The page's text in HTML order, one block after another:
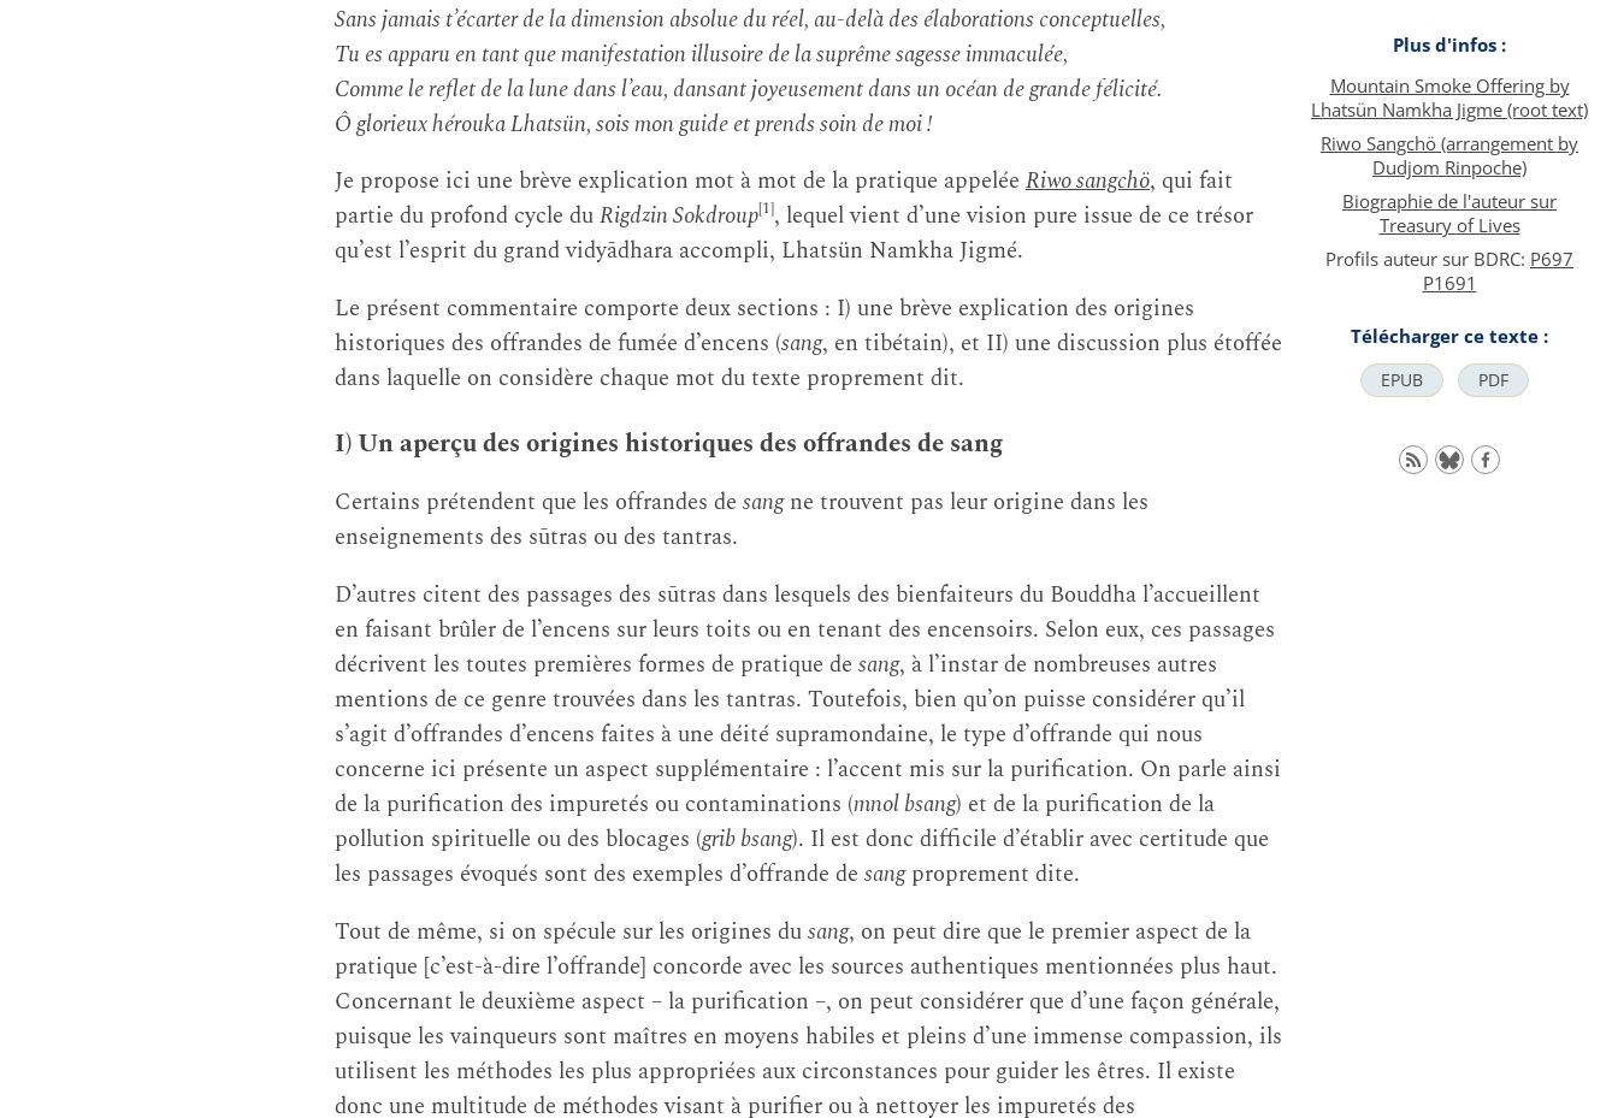
Sans jamais t’écarter de la dimension absolue du réel, au-delà des élaborations conceptuelles,
Tu es apparu en tant que manifestation illusoire de la suprême sagesse immaculée,
Comme le reflet de la lune dans l’eau, dansant joyeusement dans un océan de grande félicité.
Ô glorieux hérouka Lhatsün, sois mon guide et prends soin de moi !
Je propose ici une brève explication mot à mot de la pratique appelée Riwo sangchö, qui fait
partie du profond cycle duRigdzin Sokdroup[1], lequel vient d’une vision pure issue de ce trésor
qu’est l’esprit du grand vidyādhara accompli, Lhatsün Namkha Jigmé.
Le présent commentaire comporte deux sections : I) une brève explication des origines
historiques des offrandes de fumée d’encens (sang, en tibétain), et II) une discussion plus étoffée
dans laquelle on considère chaque mot du texte proprement dit.
I) Un aperçu des origines historiques des offrandes de sang
Certains prétendent que les offrandes de sangne trouvent pas leur origine dans les
enseignements des sūtras ou des tantras.
D’autres citent des passages des sūtras dans lesquels des bienfaiteurs du Bouddha l’accueillent
en faisant brûler de l’encens sur leurs toits ou en tenant des encensoirs. Selon eux, ces passages
décrivent les toutes premières formes de pratique de sang, à l’instar de nombreuses autres
mentions de ce genre trouvées dans les tantras. Toutefois, bien qu’on puisse considérer qu’il
s’agit d’offrandes d’encens faites à une déité supramondaine, le type d’offrande qui nous
concerne ici présente un aspect supplémentaire : l’accent mis sur la purification. On parle ainsi
de la purification des impuretés ou contaminations (mnol bsang) et de la purification de la
pollution spirituelle ou des blocages (grib bsang). Il est donc difficile d’établir avec certitude que
les passages évoqués sont des exemples d’offrande de sangproprement dite.
Tout de même, si on spécule sur les origines dusang, on peut dire que le premier aspect de la
pratique [c’est-à-dire l’offrande] concorde avec les sources authentiques mentionnées plus haut.
Concernant le deuxième aspect – la purification –, on peut considérer que d’une façon générale,
puisque les vainqueurs sont maîtres en moyens habiles et pleins d’une immense compassion, ils
utilisent les méthodes les plus appropriées aux circonstances pour guider les êtres. Il existe
donc une multitude de méthodes visant à purifier ou à nettoyer les impuretés des
Plus d'infos :
Mountain Smoke Offering by
Lhatsün Namkha Jigme (root text)
Riwo Sangchö (arrangement by
Dudjom Rinpoche)
Biographie de l'auteur sur
Treasury of Lives
Profils auteur sur BDRC: P697
P1691
Télécharger ce texte :
EPUB PDF